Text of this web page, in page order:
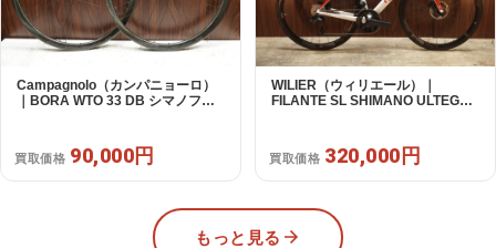
Campagnolo（カンパニョーロ）
｜BORA WTO 33 DB シマノフリ
買取価格 90,000円
WILIER（ウィリエール）｜
FILANTE SL SHIMANO ULTEGRA
買取価格 320,000円
もっと見る